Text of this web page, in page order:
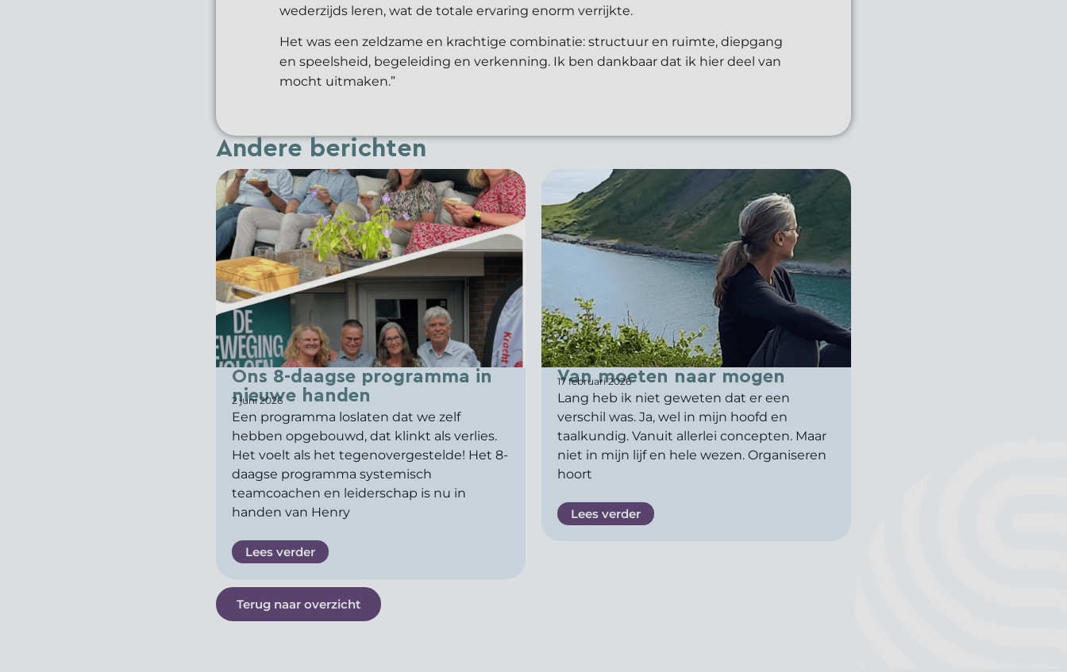
wederzijds leren, wat de totale ervaring enorm verrijkte.
Het was een zeldzame en krachtige combinatie: structuur en ruimte, diepgang
en speelsheid, begeleiding en verkenning. Ik ben dankbaar dat ik hier deel van
mocht uitmaken.”
Andere berichten
Ons 8-daagse programma in
nieuwe handen
2 juni 2026
Een programma loslaten dat we zelf
hebben opgebouwd, dat klinkt als verlies.
Het voelt als het tegenovergestelde! Het 8-
daagse programma systemisch
teamcoachen en leiderschap is nu in
handen van Henry
Lees verder
Van moeten naar mogen
17 februari 2026
Lang heb ik niet geweten dat er een
verschil was. Ja, wel in mijn hoofd en
taalkundig. Vanuit allerlei concepten. Maar
niet in mijn lijf en hele wezen. Organiseren
hoort
Lees verder
Terug naar overzicht